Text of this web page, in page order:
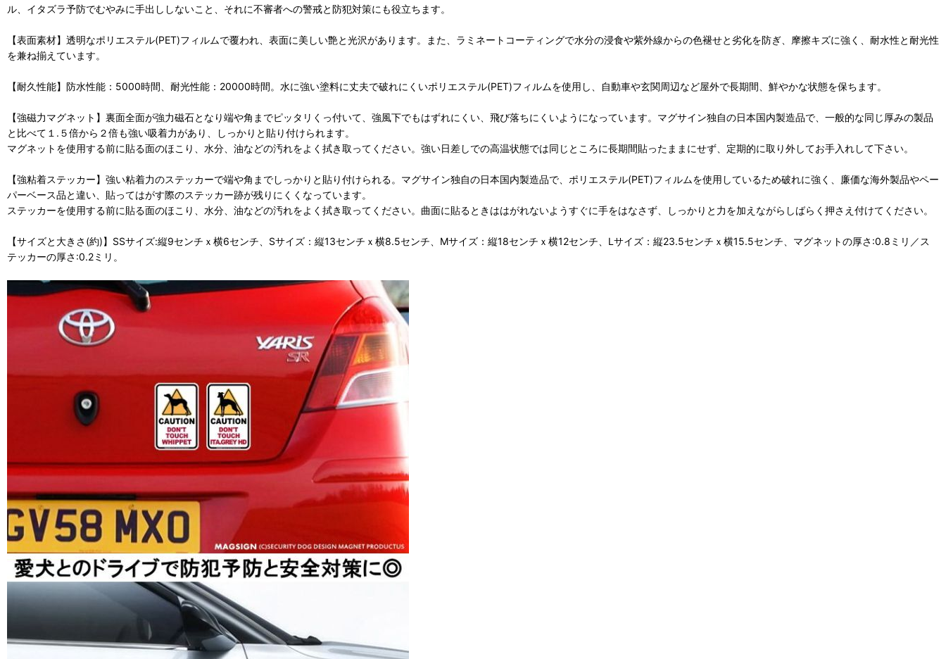
ル、イタズラ予防でむやみに手出ししないこと、それに不審者への警戒と防犯対策にも役立ちます。
【表面素材】透明なポリエステル(PET)フィルムで覆われ、表面に美しい艶と光沢があります。また、ラミネートコーティングで水分の浸食や紫外線からの色褪せと劣化を防ぎ、摩擦キズに強く、耐水性と耐光性
を兼ね揃えています。
【耐久性能】防水性能：5000時間、耐光性能：20000時間。水に強い塗料に丈夫で破れにくいポリエステル(PET)フィルムを使用し、自動車や玄関周辺など屋外で長期間、鮮やかな状態を保ちます。
【強磁力マグネット】裏面全面が強力磁石となり端や角までピッタリくっ付いて、強風下でもはずれにくい、飛び落ちにくいようになっています。マグサイン独自の日本国内製造品で、一般的な同じ厚みの製品
と比べて１.５倍から２倍も強い吸着力があり、しっかりと貼り付けられます。
マグネットを使用する前に貼る面のほこり、水分、油などの汚れをよく拭き取ってください。強い日差しでの高温状態では同じところに長期間貼ったままにせず、定期的に取り外してお手入れして下さい。
【強粘着ステッカー】強い粘着力のステッカーで端や角までしっかりと貼り付けられる。マグサイン独自の日本国内製造品で、ポリエステル(PET)フィルムを使用しているため破れに強く、廉価な海外製品やペー
パーベース品と違い、貼ってはがす際のステッカー跡が残りにくくなっています。
ステッカーを使用する前に貼る面のほこり、水分、油などの汚れをよく拭き取ってください。曲面に貼るときははがれないようすぐに手をはなさず、しっかりと力を加えながらしばらく押さえ付けてください。
【サイズと大きさ(約)】SSサイズ:縦9センチｘ横6センチ、Sサイズ：縦13センチｘ横8.5センチ、Mサイズ：縦18センチｘ横12センチ、Lサイズ：縦23.5センチｘ横15.5センチ、マグネットの厚さ:0.8ミリ／ス
テッカーの厚さ:0.2ミリ。